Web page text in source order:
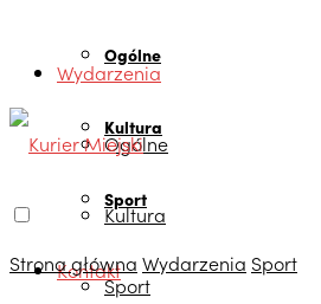
Ogólne
Kultura
Sport
Kontakt
Wydarzenia
Ogólne
Kultura
Sport
Strona główna Wydarzenia Sport